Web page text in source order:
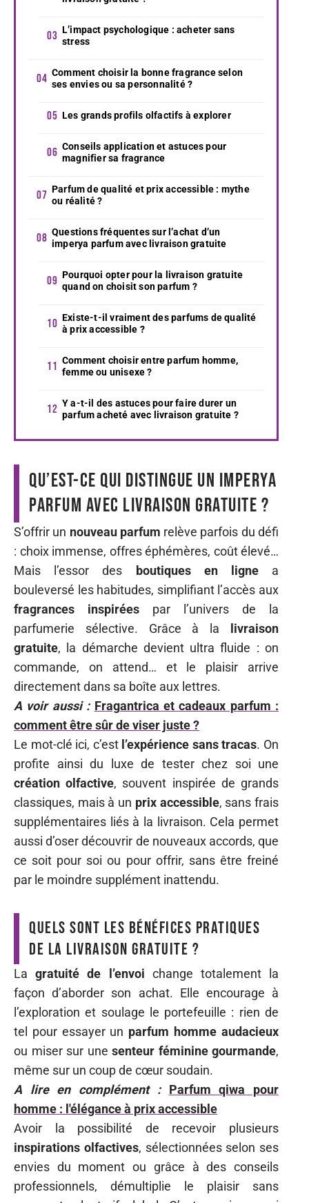
L’impact psychologique : acheter sans
stress
Comment choisir la bonne fragrance selon
ses envies ou sa personnalité ?
Les grands profils olfactifs à explorer
Conseils application et astuces pour
magnifier sa fragrance
Parfum de qualité et prix accessible : mythe
ou réalité ?
Questions fréquentes sur l’achat d’un
imperya parfum avec livraison gratuite
Pourquoi opter pour la livraison gratuite
quand on choisit son parfum ?
Existe-t-il vraiment des parfums de qualité
à prix accessible ?
Comment choisir entre parfum homme,
femme ou unisexe ?
Y a-t-il des astuces pour faire durer un
parfum acheté avec livraison gratuite ?
Qu’est-ce qui distingue un imperya
parfum avec livraison gratuite ?
S’offrir un nouveau parfum relève parfois du défi
: choix immense, offres éphémères, coût élevé…
Mais l’essor des
boutiques en lignea
bouleversé les habitudes, simplifiant l’accès aux
fragrances inspirées par l’univers de la
parfumerie sélective. Grâce à la
livraison
gratuite, la démarche devient ultra fluide : on
commande, on attend… et le plaisir arrive
directement dans sa boîte aux lettres.
A voir aussi : Fragantrica et cadeaux parfum :
comment être sûr de viser juste ?
Le mot-clé ici, c’est l’expérience sans tracas. On
profite ainsi du luxe de tester chez soi une
création olfactive, souvent inspirée de grands
classiques, mais à un prix accessible, sans frais
supplémentaires liés à la livraison. Cela permet
aussi d’oser découvrir de nouveaux accords, que
ce soit pour soi ou pour offrir, sans être freiné
par le moindre supplément inattendu.
Quels sont les bénéfices pratiques
de la livraison gratuite ?
Lagratuité de l’envoi change totalement la
façon d’aborder son achat. Elle encourage à
l’exploration et soulage le portefeuille : rien de
tel pour essayer un parfum homme audacieux
ou miser sur une senteur féminine gourmande,
même sur un coup de cœur soudain.
A lire en complément :
Parfum qiwa pour
homme : l'élégance à prix accessible
Avoir la possibilité de recevoir plusieurs
inspirations olfactives, sélectionnées selon ses
envies du moment ou grâce à des conseils
professionnels, démultiplie le plaisir sans